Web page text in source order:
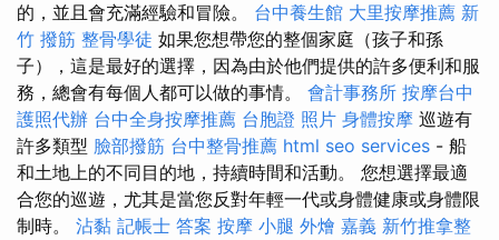
的，並且會充滿經驗和冒險。 台中養生館 大里按摩推薦 新
竹 撥筋 整骨學徒 如果您想帶您的整個家庭（孩子和孫
子），這是最好的選擇，因為由於他們提供的許多便利和服
務，總會有每個人都可以做的事情。 會計事務所 按摩台中
護照代辦 台中全身按摩推薦 台胞證 照片 身體按摩 巡遊有
許多類型 臉部撥筋 台中整骨推薦 html seo services - 船
和土地上的不同目的地，持續時間和活動。 您想選擇最適
合您的巡遊，尤其是當您反對年輕一代或身體健康或身體限
制時。 沾黏 記帳士 答案 按摩 小腿 外燴 嘉義 新竹推拿整